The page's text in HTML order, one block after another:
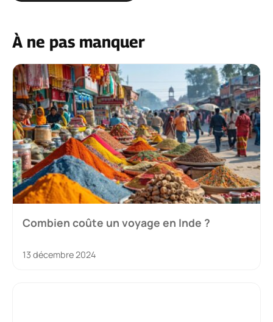
À ne pas manquer
Combien coûte un voyage en Inde ?
13 décembre 2024